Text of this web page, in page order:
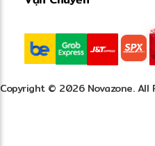
Copyright © 2026 Novazone. All